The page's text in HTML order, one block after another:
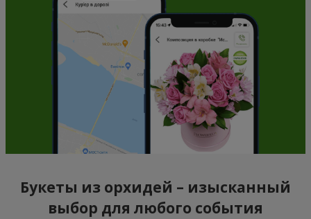
Букеты из орхидей – изысканный
выбор для любого события